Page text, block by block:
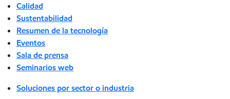
Calidad
Sustentabilidad
Resumen de la tecnología
Eventos
Sala de prensa
Seminarios web
Soluciones por sector o industria